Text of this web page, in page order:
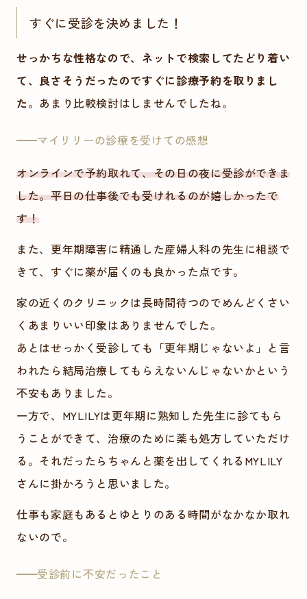
すぐに受診を決めました！
せっかちな性格なので、ネットで検索してたどり着い
て、良さそうだったのですぐに診療予約を取りまし
た。 あまり比較検討はしませんでしたね。
マイリリーの診療を受けての感想
オンラインで予約取れて、その日の夜に受診ができま
した。平日の仕事後でも受けれるのが嬉しかったで
す！
また、更年期障害に精通した産婦人科の先生に相談で
きて、すぐに薬が届くのも良かった点です。
家の近くのクリニックは長時間待つのでめんどくさい
くあまりいい印象はありませんでした。
あとはせっかく受診しても「更年期じゃないよ」と言
われたら結局治療してもらえないんじゃないかという
不安もありました。
一方で、MYLILYは更年期に熟知した先生に診てもら
うことができて、治療のために薬も処方していただけ
る。それだったらちゃんと薬を出してくれるMYLILY
さんに掛かろうと思いました。
仕事も家庭もあるとゆとりのある時間がなかなか取れ
ないので。
受診前に不安だったこと